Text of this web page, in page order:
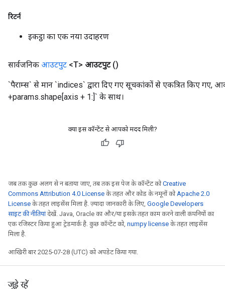
रिटर्न
इकट्ठा का एक नया उदाहरण
सार्वजनिक आउटपुट <T> आउटपुट ()
`पैराम्स` से मान `indices` द्वारा दिए गए सूचकांकों से एकत्रित किए
+params.shape[axis + 1:]` के साथ।
क्या इस कॉन्टेंट से आपको मदद मिली?
जब तक कुछ अलग से न बताया जाए, तब तक इस पेज के कॉन्टेंट कोCreative
Commons Attribution 4.0 License के तहत और कोड के नमूनों को Apache 2.0
License के तहत लाइसेंस मिला है. ज़्यादा जानकारी के लिए, Google Developers
साइट की नीतियांदेखें. Java, Oracle का और/या इसके तहत काम करने वाली कंपनियों का
एक रजिस्टर किया हुआ ट्रेडमार्क है. कुछ कॉन्टेंट को, numpy license के तहत लाइसेंस
मिला है.
आखिरी बार 2025-07-28 (UTC) को अपडेट किया गया.
जुड़े रहें